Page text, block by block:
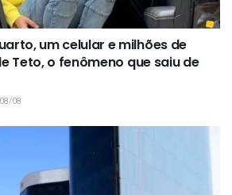
um celular e milhões de
Teto, o fenômeno que saiu de
08